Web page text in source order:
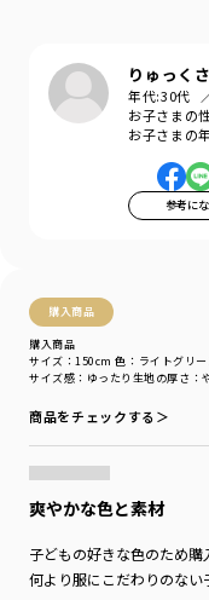
りゅっく
年代:30代
お子さまの
お子さまの
参考に
購入商品
購入商品
サイズ感 ：ゆったり 生地の厚さ ：
サイズ：150cm 色：ライトグリ
商品をチェックする＞
爽やかな色と素材
子どもの好きな色のため
何より服にこだわりのない
・通園・通学・週末・お出
いで持っていても活躍する万
モデル：身長106.5cm 体重
サイズ：サイズ110
ブランド ／branshes
カテゴリ
／ボトムス
性別タイプ
対象イベント
商品番号
／12-5231-117